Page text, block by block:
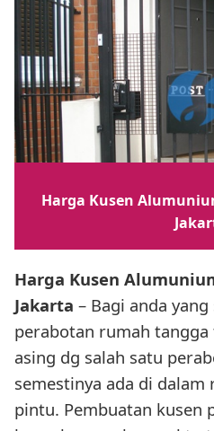
Harga Kusen
Harga Kusen
Jakarta – Bagi anda
perabotan rumah
asing dg salah satu
semestinya ada di dalam
pintu. Pembuatan kusen